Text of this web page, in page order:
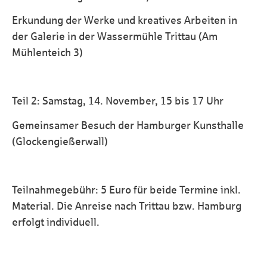
Erkundung der Werke und kreatives Arbeiten in
der Galerie in der Wassermühle Trittau (Am
Mühlenteich 3)
Teil 2: Samstag, 14. November, 15 bis 17 Uhr
Gemeinsamer Besuch der Hamburger Kunsthalle
(Glockengießerwall)
Teilnahmegebühr: 5 Euro für beide Termine inkl.
Material. Die Anreise nach Trittau bzw. Hamburg
erfolgt individuell.